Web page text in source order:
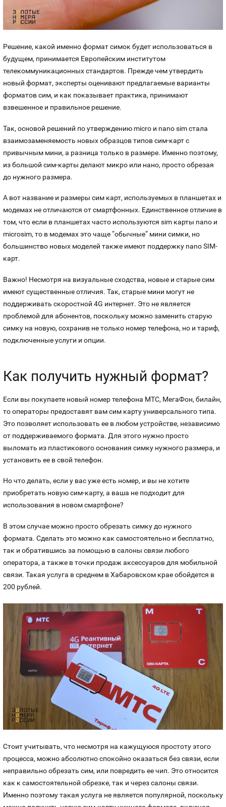
Решение, какой именно формат симок будет использоваться в
будущем, принимается Европейским институтом
телекоммуникационных стандартов. Прежде чем утвердить
новый формат, эксперты оценивают предлагаемые варианты
форматов сим, и как показывает практика, принимают
взвешенное и правильное решение.
Так, основой решений по утверждению micro и nano sim стала
взаимозаменяемость новых образцов типов сим-карт с
привычным мини, а разница только в размере. Именно поэтому,
из большой сим-карты делают микро или нано, просто обрезая
до нужного размера.
А вот название и размеры сим карт, используемых в планшетах и
модемах не отличаются от смартфонных. Единственное отличие в
том, что если в планшетах часто используются sim карты nano и
microsim, то в модемах это чаще “обычные“ мини симки, но
большинство новых моделей также имеют поддержку nano SIM-
карт.
Важно! Несмотря на визуальные сходства, новые и старые сим
имеют существенные отличия. Так, старые мини могут не
поддерживать скоростной 4G интернет. Это не является
проблемой для абонентов, поскольку можно заменить старую
симку на новую, сохранив не только номер телефона, но и тариф,
подключенные услуги и опции.
Как получить нужный формат?
Если вы покупаете новый номер телефона МТС, МегаФон, билайн,
то операторы предоставят вам сим карту универсального типа.
Это позволяет использовать ее в любом устройстве, независимо
от поддерживаемого формата. Для этого нужно просто
выломать из пластикового основания симку нужного размера, и
установить ее в свой телефон.
Но что делать, если у вас уже есть номер, и вы не хотите
приобретать новую сим-карту, а ваша не подходит для
использования в новом смартфоне?
В этом случае можно просто обрезать симку до нужного
формата. Сделать это можно как самостоятельно и бесплатно,
так и обратившись за помощью в салоны связи любого
оператора, а также в точки продаж аксессуаров для мобильной
связи. Такая услуга в среднем в Хабаровском крае обойдется в
200 рублей.
Стоит учитывать, что несмотря на кажущуюся простоту этого
процесса, можно абсолютно спокойно оказаться без связи, если
неправильно обрезать сим, или повредить ее чип. Это относится
как к самостоятельной обрезке, так и через салоны связи.
Именно поэтому такая услуга не является популярной, поскольку